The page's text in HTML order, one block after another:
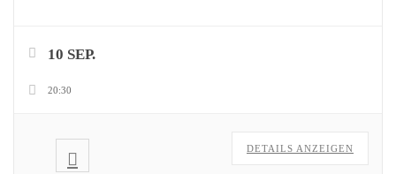
10 SEP.
20:30
DETAILS ANZEIGEN